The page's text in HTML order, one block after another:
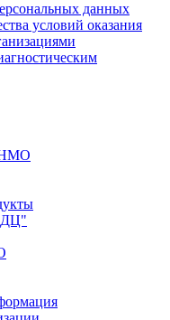
данных
условий оказания